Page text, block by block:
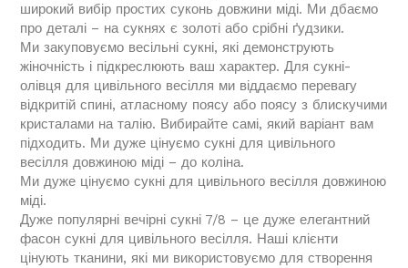
широкий вибір простих суконь довжини міді. Ми дбаємо
про деталі – на сукнях є золоті або срібні ґудзики.
Ми закуповуємо весільні сукні, які демонструють
жіночність і підкреслюють ваш характер. Для сукні-
олівця для цивільного весілля ми віддаємо перевагу
відкритій спині, атласному поясу або поясу з блискучими
кристалами на талію. Вибирайте самі, який варіант вам
підходить. Ми дуже цінуємо сукні для цивільного
весілля довжиною міді – до коліна.
Ми дуже цінуємо сукні для цивільного весілля довжиною
міді.
Дуже популярні вечірні сукні 7/8 – це дуже елегантний
фасон сукні для цивільного весілля. Наші клієнти
цінують тканини, які ми використовуємо для створення